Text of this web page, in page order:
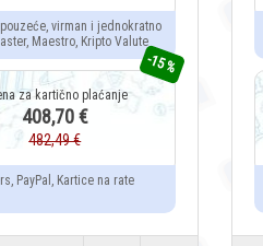
pouzeće, virman i jednokratno
Maestro, Kripto Valute
-15 %
408,70 €
482,49 €
PayPal, Kartice na rate